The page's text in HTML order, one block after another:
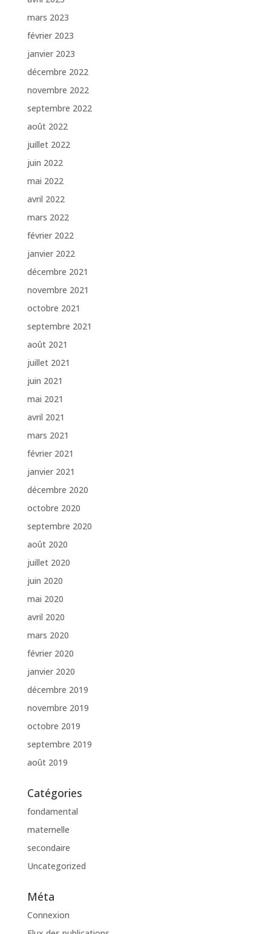
mars 2023
février 2023
janvier 2023
décembre 2022
novembre 2022
septembre 2022
août 2022
juillet 2022
juin 2022
mai 2022
avril 2022
mars 2022
février 2022
janvier 2022
décembre 2021
novembre 2021
octobre 2021
septembre 2021
août 2021
juillet 2021
juin 2021
mai 2021
avril 2021
mars 2021
février 2021
janvier 2021
décembre 2020
octobre 2020
septembre 2020
août 2020
juillet 2020
juin 2020
mai 2020
avril 2020
mars 2020
février 2020
janvier 2020
décembre 2019
novembre 2019
octobre 2019
septembre 2019
août 2019
Catégories
fondamental
maternelle
secondaire
Uncategorized
Méta
Connexion